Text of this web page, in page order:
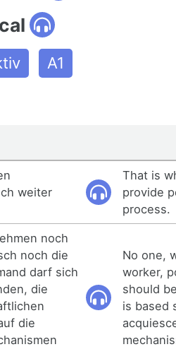
A1
weiter
That is
provide
process.
noch
noch die
darf sich
die
die
No one,
worker,
should
is based